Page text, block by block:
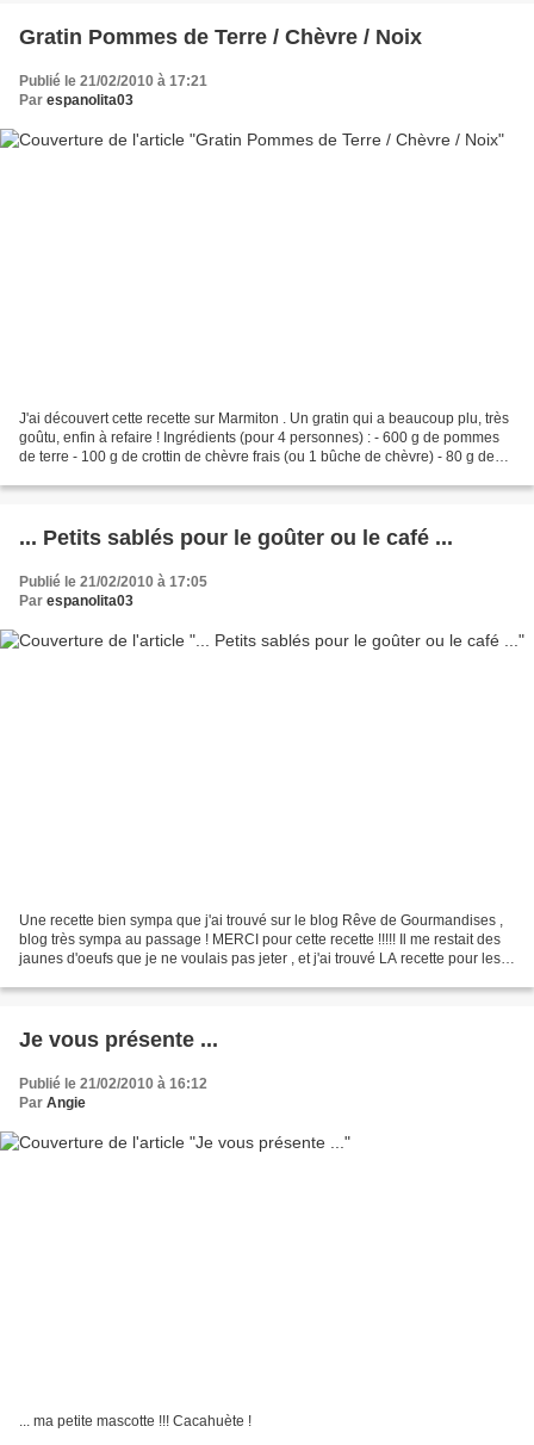
Gratin Pommes de Terre / Chèvre / Noix
Publié le 21/02/2010 à 17:21
Par espanolita03
J'ai découvert cette recette sur Marmiton . Un gratin qui a beaucoup plu, très
goûtu, enfin à refaire ! Ingrédients (pour 4 personnes) : - 600 g de pommes
de terre - 100 g de crottin de chèvre frais (ou 1 bûche de chèvre) - 80 g de
... Petits sablés pour le goûter ou le café ...
Publié le 21/02/2010 à 17:05
Par espanolita03
Une recette bien sympa que j'ai trouvé sur le blog Rêve de Gourmandises ,
blog très sympa au passage ! MERCI pour cette recette !!!!! Il me restait des
jaunes d'oeufs que je ne voulais pas jeter , et j'ai trouvé LA recette pour les
Je vous présente ...
Publié le 21/02/2010 à 16:12
Par Angie
... ma petite mascotte !!! Cacahuète !